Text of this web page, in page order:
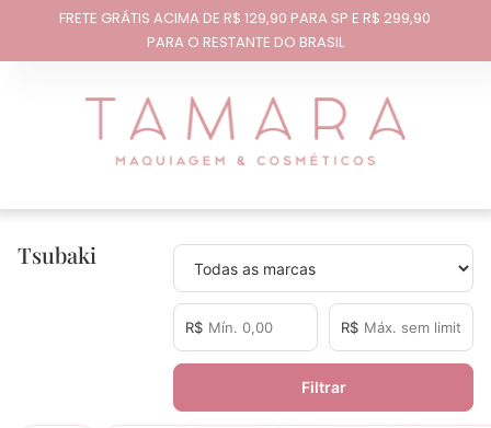
FRETE GRÁTIS ACIMA DE R$ 129,90 PARA SP E R$ 299,90
PARA O RESTANTE DO BRASIL
Tsubaki
R$ R$
Filtrar